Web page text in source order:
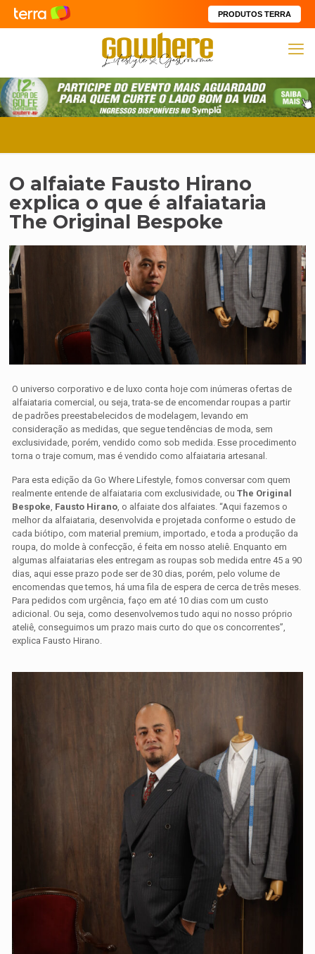
PRODUTOS TERRA
O alfaiate Fausto Hirano
explica o que é alfaiataria
The Original Bespoke
O universo corporativo e de luxo conta hoje com inúmeras ofertas de
alfaiataria comercial, ou seja, trata-se de encomendar roupas a partir
de padrões preestabelecidos de modelagem, levando em
consideração as medidas, que segue tendências de moda, sem
exclusividade, porém, vendido como sob medida. Esse procedimento
torna o traje comum, mas é vendido como alfaiataria artesanal.
Para esta edição da Go Where Lifestyle, fomos conversar com quem
realmente entende de alfaiataria com exclusividade, ouThe Original
Bespoke, Fausto Hirano, o alfaiate dos alfaiates. “Aqui fazemos o
melhor da alfaiataria, desenvolvida e projetada conforme o estudo de
cada biótipo, com material premium, importado, e toda a produção da
roupa, do molde à confecção, é feita em nosso ateliê. Enquanto em
algumas alfaiatarias eles entregam as roupas sob medida entre 45 a 90
dias, aqui esse prazo pode ser de 30 dias, porém, pelo volume de
encomendas que temos, há uma fila de espera de cerca de três meses.
Para pedidos com urgência, faço em até 10 dias com um custo
adicional. Ou seja, como desenvolvemos tudo aqui no nosso próprio
ateliê, conseguimos um prazo mais curto do que os concorrentes”,
explica Fausto Hirano.